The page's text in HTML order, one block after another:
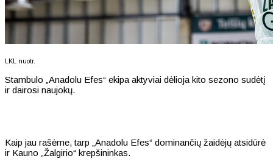
LKL nuotr.
Stambulo „Anadolu Efes“ ekipa aktyviai dėlioja kito sezono sudėtį
ir dairosi naujokų.
Kaip jau rašėme, tarp „Anadolu Efes“ dominančių žaidėjų atsidūrė
ir Kauno „Žalgirio“ krepšininkas.